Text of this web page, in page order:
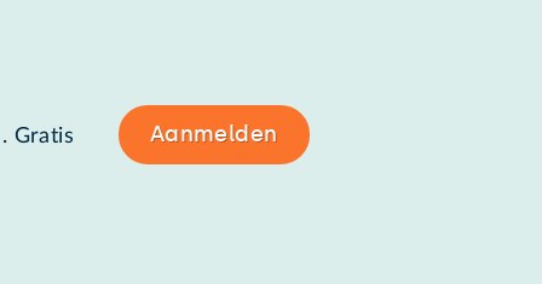
Gratis Aanmelden